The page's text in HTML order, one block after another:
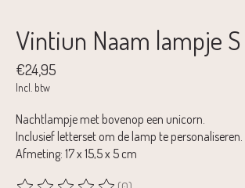
Vintiun Naam lampje
€24,95
Incl. btw
Nachtlampje met bovenop een unicorn.
Inclusief letterset om de lamp te personaliseren.
Afmeting: 17 x 15,5 x 5 cm